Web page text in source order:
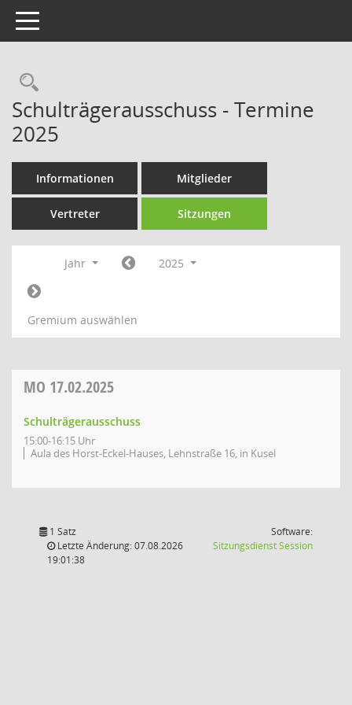
Toggle navigation
Rechercheauswahl
Schulträgerausschuss - Termine
2025
Informationen Mitglieder
Vertreter Sitzungen
Jahr 2025
Gremium auswählen
MO 17.02.2025
Schulträgerausschuss
15:00-16:15 Uhr
Aula des Horst-Eckel-Hauses, Lehnstraße 16, in Kusel
1 Satz
Letzte Änderung: 07.08.2026
19:01:38
Software:
SitzungsdienstSession(Wird in